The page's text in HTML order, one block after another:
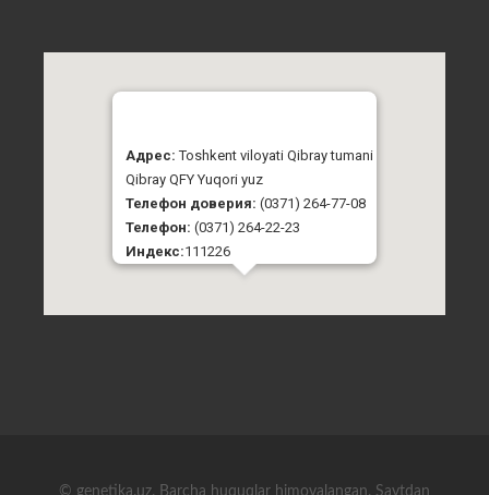
Адрес:Toshkent viloyati Qibray tumani
Qibray QFY Yuqori yuz
Телефон доверия: (0371) 264-77-08
Телефон: (0371) 264-22-23
Индекс:111226
© genetika.uz. Barcha huquqlar himoyalangan. Saytdan